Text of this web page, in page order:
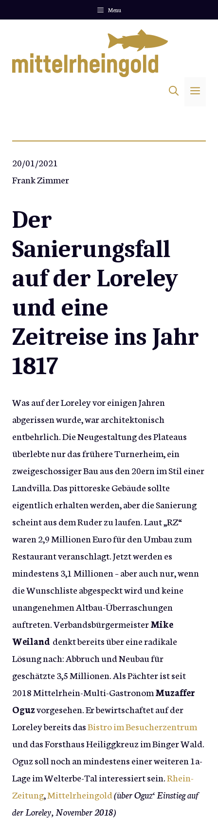
Menu
20/01/2021
Frank Zimmer
Der
Sanierungsfall
auf der Loreley
und eine
Zeitreise ins Jahr
1817
Was auf der Loreley vor einigen Jahren
abgerissen wurde, war architektonisch
entbehrlich. Die Neugestaltung des Plateaus
überlebte nur das frühere Turnerheim, ein
zweigeschossiger Bau aus den 20ern im Stil einer
Landvilla. Das pittoreske Gebäude sollte
eigentlich erhalten werden, aber die Sanierung
scheint aus dem Ruder zu laufen. Laut „RZ“
waren 2,9 Millionen Euro für den Umbau zum
Restaurant veranschlagt. Jetzt werden es
mindestens 3,1 Millionen – aber auch nur, wenn
die Wunschliste abgespeckt wird und keine
unangenehmen Altbau-Überraschungen
auftreten. VerbandsbürgermeisterMike
Weiland denkt bereits über eine radikale
Lösung nach: Abbruch und Neubau für
geschätzte 3,5 Millionen. Als Pächter ist seit
2018 Mittelrhein-Multi-GastronomMuzaffer
Oguzvorgesehen. Er bewirtschaftet auf der
Loreley bereits dasBistro im Besucherzentrum
und das Forsthaus Heiliggkreuz im Binger Wald.
Oguz soll noch an mindestens einer weiteren 1a-
Lage im Welterbe-Tal interessiert sein.Rhein-
Zeitung,Mittelrheingold(über Oguz‘ Einstieg auf
der Loreley, November 2018)